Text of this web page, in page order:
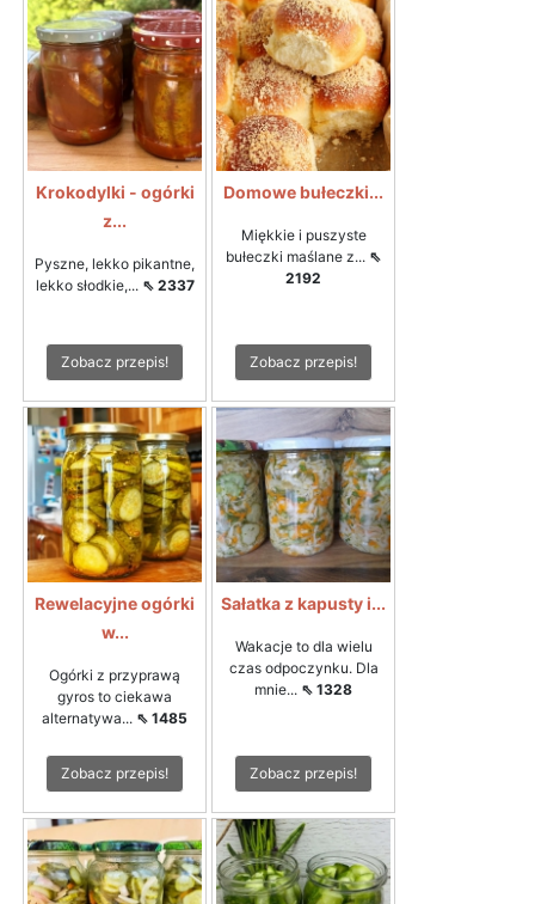
Krokodylki - ogórki
z...
Pyszne, lekko pikantne,
lekko słodkie,... ⇖ 2337
Zobacz przepis!
Domowe bułeczki...
Miękkie i puszyste
bułeczki maślane z... ⇖
2192
Zobacz przepis!
Rewelacyjne ogórki
w...
Ogórki z przyprawą
gyros to ciekawa
alternatywa... ⇖ 1485
Zobacz przepis!
Sałatka z kapusty i...
Wakacje to dla wielu
czas odpoczynku. Dla
mnie... ⇖ 1328
Zobacz przepis!